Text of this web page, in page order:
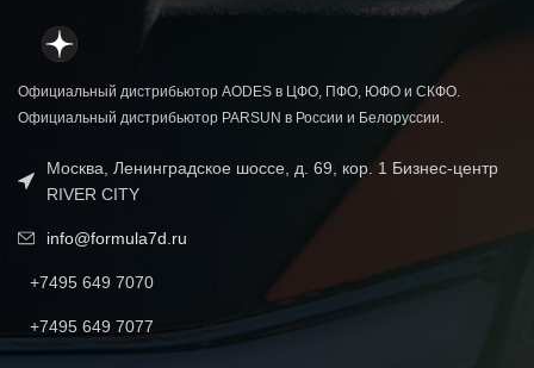
Официальный дистрибьютор AODES в ЦФО, ПФО, ЮФО и СКФО.
Официальный дистрибьютор PARSUN в России и Белоруссии.
Москва, Ленинградское шоссе, д. 69, кор. 1 Бизнес-центр
RIVER CITY
info@formula7d.ru
+7495 649 7070
+7495 649 7077